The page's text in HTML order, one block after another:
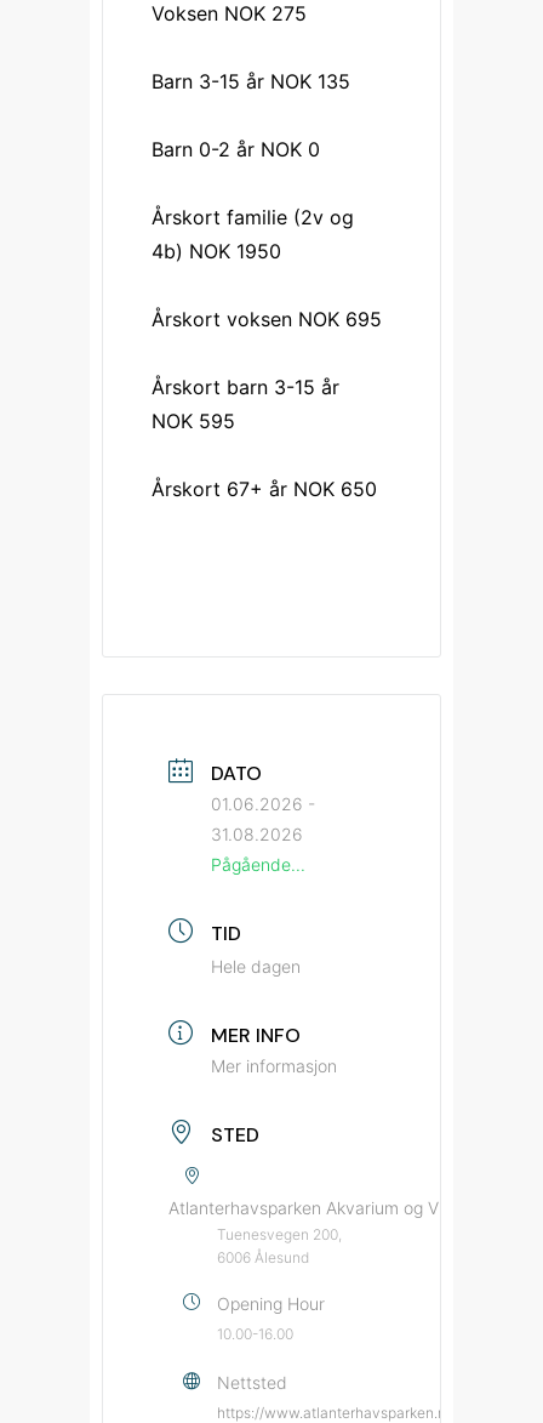
Voksen NOK 275
Barn 3-15 år NOK 135
Barn 0-2 år NOK 0
Årskort familie (2v og
4b) NOK 1950
Årskort voksen NOK 695
Årskort barn 3-15 år
NOK 595
Årskort 67+ år NOK 650
DATO
01.06.2026 -
31.08.2026
Pågående...
TID
Hele dagen
MER INFO
Mer informasjon
STED
Atlanterhavsparken Akvarium og Vitensenter
Tuenesvegen 200,
6006 Ålesund
Opening Hour
10.00-16.00
Nettsted
https://www.atlanterhavsparken.no/